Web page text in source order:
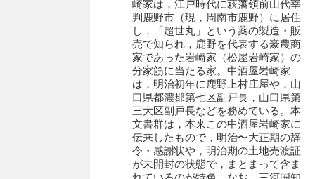
厳島神社念仏踊堅田下組流田会講文書
伊藤家文書（須佐町）
伊藤家文書（山口市）
伊藤家文書（宇部市）
井上一親文書
崎家は，江戸時代に萩藩領前山代宰
判鹿野市（現，周南市鹿野）に居住
し，「超世丸」という薬の製造・販
売で知られ，鹿野を代表する豪農商
家であった岩崎家（松屋岩崎家）の
分家筋に当たる家。中酒屋岩崎家
は，明治初年に鹿野上村庄屋や，山
口県都濃郡第七区副戸長，山口県第
三大区副戸長などを務めている。本
文書群は，本来この中酒屋岩崎家に
伝来したもので，明治〜大正期の辞
令・感謝状や，明治期の土地売渡証
が未開封の状態で，まとまって含ま